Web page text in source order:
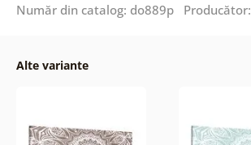
Număr din catalog: do889p Producător:
Alte variante